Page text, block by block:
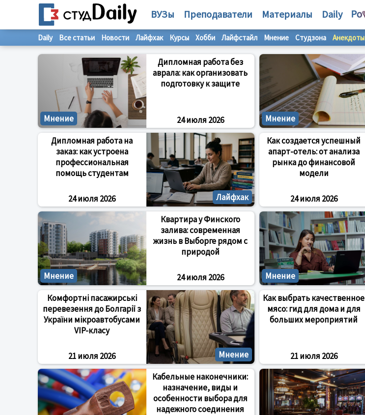
ВУЗы Преподаватели Материалы Daily
Daily Все статьи Новости Лайфхак Курсы Хобби Лайфстайл Мнение Студзона Анекдоты
Мнение
Дипломная работа без
аврала: как организовать
подготовку к защите
24 июля 2026 Мнение
Лайфхак
Дипломная работа на
заказ: как устроена
профессиональная
помощь студентам
24 июля 2026
Как создается успешный
апарт-отель: от анализа
рынка до финансовой
модели
24 июля 2026
Мнение
Квартира у Финского
залива: современная
жизнь в Выборге рядом с
природой
24 июля 2026 Мнение
Мнение
Комфортні пасажирські
перевезення до Болгарії з
України мікроавтобусами
VIP-класу
21 июля 2026
Как выбрать качественное
мясо: гид для дома и для
больших мероприятий
21 июля 2026
Кабельные наконечники:
назначение, виды и
особенности выбора для
надежного соединения